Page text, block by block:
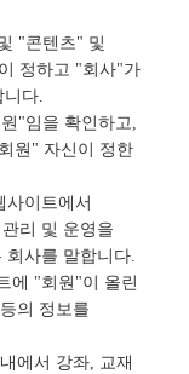
"콘텐츠" 및
정하고 "회사"가
니다.
"임을 확인하고,
원" 자신이 정한
이트에서
리 및 운영을
회사를 말합니다.
에 "회원"이 올린
의 정보를
에서 강좌, 교재